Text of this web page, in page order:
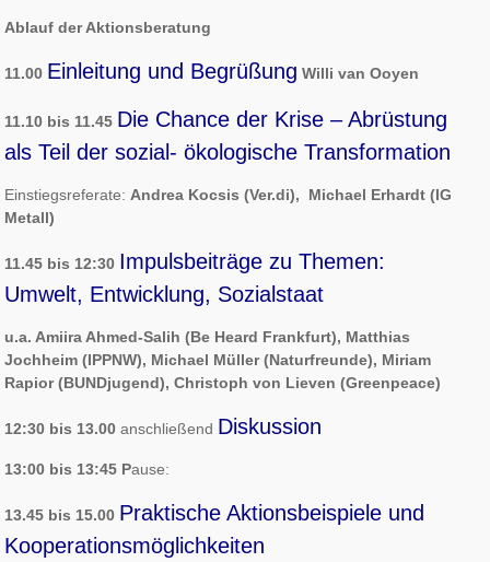
Ablauf der Aktionsberatung
11.00 Einleitung und Begrüßung Willi van Ooyen
11.10 bis 11.45 Die Chance der Krise – Abrüstung
als Teil der sozial- ökologische Transformation
Einstiegsreferate:Andrea Kocsis (Ver.di),
Michael Erhardt (IG
Metall)
11.45 bis 12:30 Impulsbeiträge zu Themen:
Umwelt, Entwicklung, Sozialstaat
u.a. Amiira Ahmed-Salih (Be Heard Frankfurt), Matthias
Jochheim (IPPNW), Michael Müller (Naturfreunde), Miriam
Rapior (BUNDjugend), Christoph von Lieven (Greenpeace)
12:30 bis 13.00anschließend Diskussion
13:00 bis 13:45 Pause:
13.45 bis 15.00 Praktische Aktionsbeispiele und
Kooperationsmöglichkeiten